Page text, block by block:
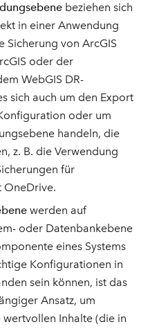
beziehen sich
in einer Anwendung
Sicherung von ArcGIS
oder der
WebGIS DR-
sich auch um den Export
oder um
handeln, die
z. B. die Verwendung
für
OneDrive.
werden auf
oder Datenbankebene
eines Systems
Konfigurationen in
sein können, ist das
Ansatz, um
wertvollen Inhalte (die in